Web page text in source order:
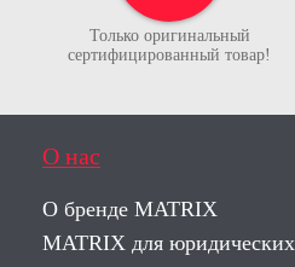
Только оригинальный
сертифицированный товар!
О нас
О бренде MATRIX
MATRIX для